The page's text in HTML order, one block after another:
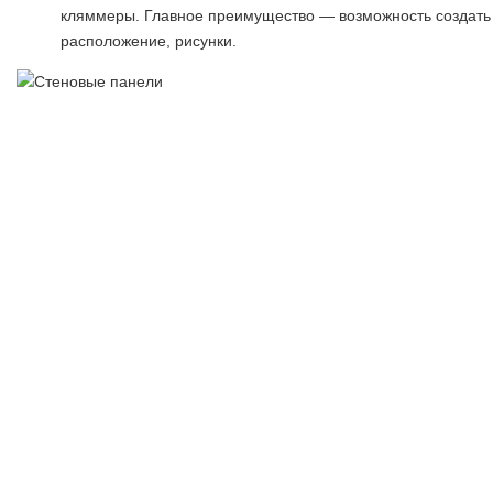
кляммеры. Главное преимущество — возможность
расположение, рисунки.